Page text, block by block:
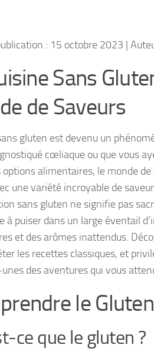
: 15 octobre 2023 |
Sans
de Saveurs
gluten est devenu un
cœliaque ou que vous
options alimentaires, le monde
une variété incroyable de
sans gluten ne signifie pas
à puiser dans un large éventail
et des arômes inattendus.
les recettes classiques, et
des aventures qui vous
le Gluten
ce que le gluten ?